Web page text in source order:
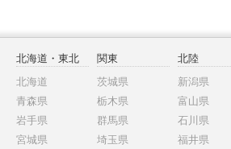
北海道・東北
北海道
青森県
岩手県
宮城県
関東
茨城県
栃木県
群馬県
埼玉県
北陸
新潟県
富山県
石川県
福井県